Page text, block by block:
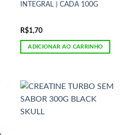
INTEGRAL ) CADA 100G
R$1,70
ADICIONAR AO CARRINHO